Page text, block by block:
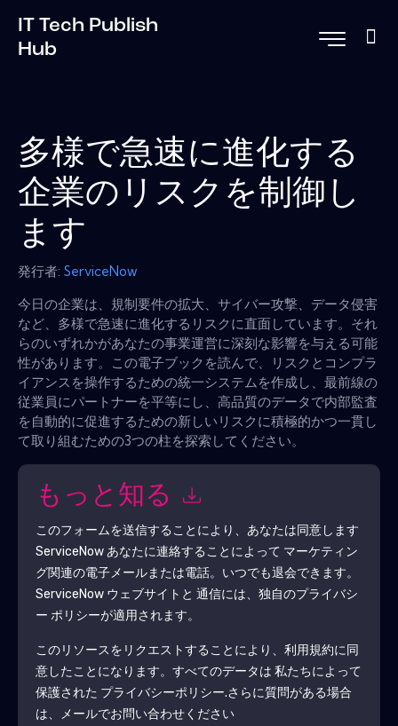
IT Tech Publish
Hub
多様で急速に進化する
企業のリスクを制御し
ます
発行者: ServiceNow
今日の企業は、規制要件の拡大、サイバー攻撃、データ侵害
など、多様で急速に進化するリスクに直面しています。それ
らのいずれかがあなたの事業運営に深刻な影響を与える可能
性があります。この電子ブックを読んで、リスクとコンプラ
イアンスを操作するための統一システムを作成し、最前線の
従業員にパートナーを平等にし、高品質のデータで内部監査
を自動的に促進するための新しいリスクに積極的かつ一貫し
て取り組むための3つの柱を探索してください。
もっと知る
このフォームを送信することにより、あなたは同意します
ServiceNowあなたに連絡することによって マーケティン
グ関連の電子メールまたは電話。いつでも退会できます。
ServiceNowウェブサイトと 通信には、独自のプライバシ
ー ポリシーが適用されます。
このリソースをリクエストすることにより、利用規約に同
意したことになります。すべてのデータは 私たちによって
保護された プライバシーポリシー.さらに質問がある場合
は、メールでお問い合わせください